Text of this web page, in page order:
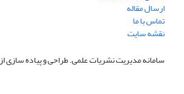
ارسال مقاله
تماس با ما
نقشه سایت
سامانه مدیریت نشریات علمی.طراحی و پیاده سازی از